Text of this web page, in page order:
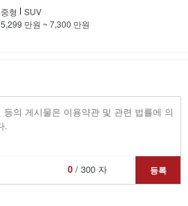
중형
SUV
5,299 만원 ~ 7,300 만원
0/ 300 자 등록